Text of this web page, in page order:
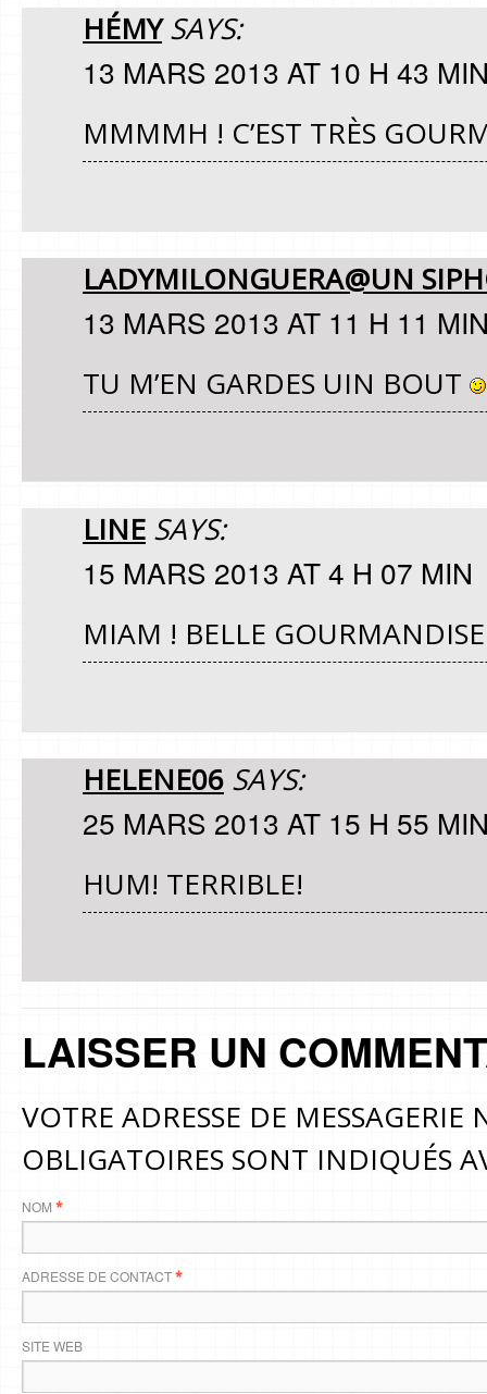
HÉMY SAYS:
13 MARS 2013 AT 10 H 43
MMMMH ! C’EST TRÈS
LADYMILONGUERA@UN
13 MARS 2013 AT 11 H 11
TU M’EN GARDES UIN BOUT
LINE SAYS:
15 MARS 2013 AT 4 H 07 MIN
MIAM ! BELLE
HELENE06 SAYS:
25 MARS 2013 AT 15 H 55
HUM! TERRIBLE!
LAISSER UN
VOTRE ADRESSE DE MESSAGERIE
OBLIGATOIRES SONT INDIQUÉS
NOM *
ADRESSE DE CONTACT*
SITE WEB